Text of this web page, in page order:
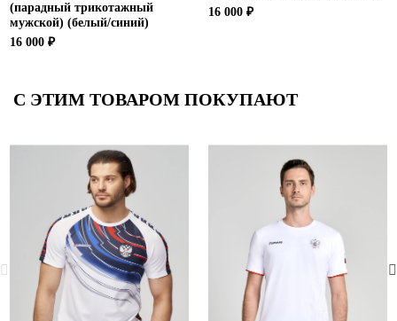
(парадный трикотажный
мужской) (белый/синий)
16 000 ₽
16 000 ₽
С ЭТИМ ТОВАРОМ ПОКУПАЮТ